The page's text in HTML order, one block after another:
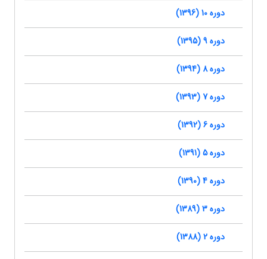
دوره 10 (1396)
دوره 9 (1395)
دوره 8 (1394)
دوره 7 (1393)
دوره 6 (1392)
دوره 5 (1391)
دوره 4 (1390)
دوره 3 (1389)
دوره 2 (1388)